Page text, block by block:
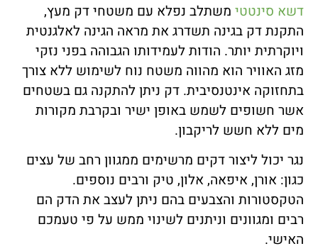
דשא סינטטי משתלב נפלא עם משטחי דק מעץ,
התקנת דק בגינה תשדרג את מראה הגינה לאלגנטית
ויוקרתית יותר. הודות לעמידותו הגבוהה בפני נזקי
מזג האוויר הוא מהווה משטח נוח לשימוש ללא צורך
בתחזוקה אינטנסיבית. דק ניתן להתקנה גם בשטחים
אשר חשופים לשמש באופן ישיר ובקרבת מקורות
מים ללא חשש לריקבון.
נגר יכול ליצור דקים מרשימים ממגוון רחב של עצים
כגון: אורן, איפאה, אלון, טיק ורבים נוספים.
הטקסטורות והצבעים בהם ניתן לעצב את הדק הם
רבים ומגוונים וניתנים לשינוי ממש על פי טעמכם
האישי.